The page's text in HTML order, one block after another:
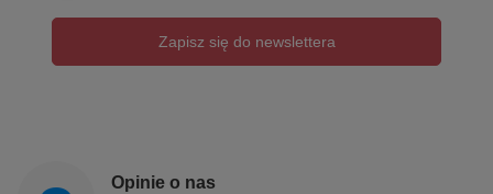
Zapisz się do newslettera
Opinie o nas